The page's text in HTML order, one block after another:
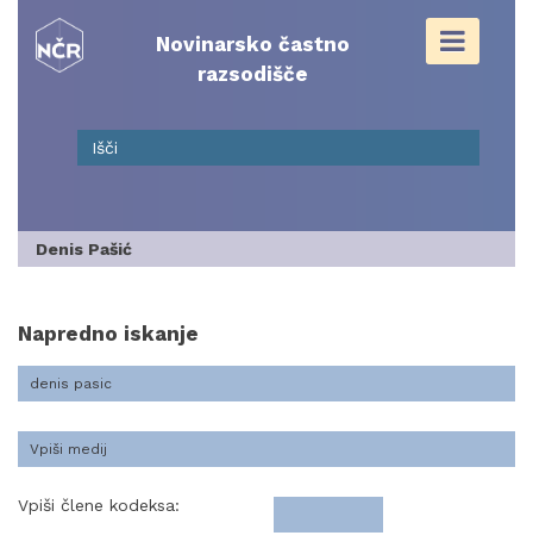
content
Novinarsko častno
razsodišče
Denis Pašić
Napredno iskanje
Vpiši člene kodeksa: